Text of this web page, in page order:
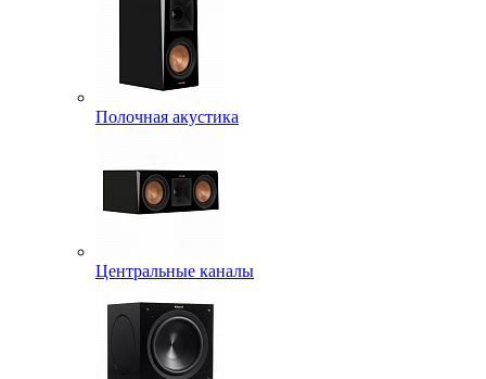
Полочная акустика
Центральные каналы